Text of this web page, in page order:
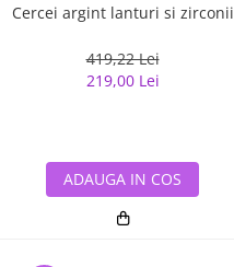
Cercei argint lanturi si zirconii
419,22 Lei
219,00 Lei
ADAUGA IN COS